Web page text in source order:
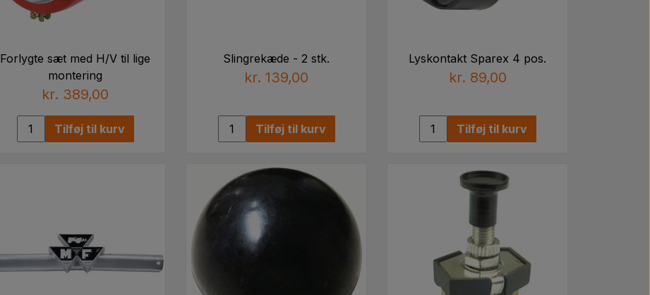
Forlygte sæt med H/V til lige
montering
kr. 389,00
Tilføj til kurv
Slingrekæde - 2 stk.
kr. 139,00
Tilføj til kurv
Lyskontakt Sparex 4 pos.
kr. 89,00
Tilføj til kurv